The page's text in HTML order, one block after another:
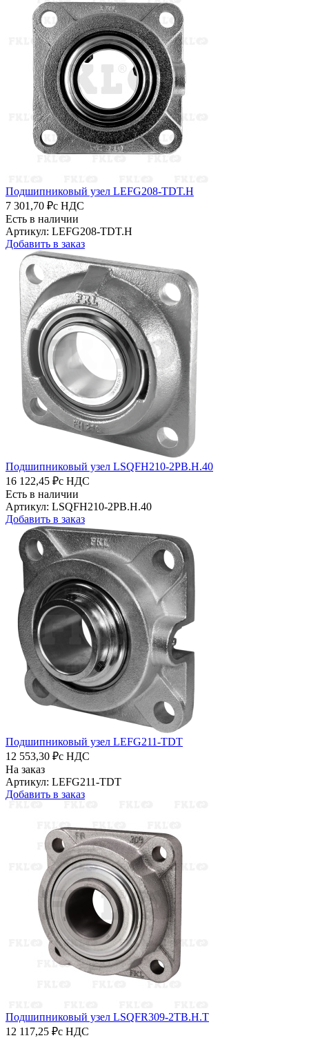
Подшипниковый узел LEFG208-TDT.H
7 301,70 ₽с НДС
Есть в наличии
Артикул: LEFG208-TDT.H
Добавить в заказ
Подшипниковый узел LSQFH210-2PB.H.40
16 122,45 ₽с НДС
Есть в наличии
Артикул: LSQFH210-2PB.H.40
Добавить в заказ
Подшипниковый узел LEFG211-TDT
12 553,30 ₽с НДС
На заказ
Артикул: LEFG211-TDT
Добавить в заказ
Подшипниковый узел LSQFR309-2TB.H.T
12 117,25 ₽с НДС